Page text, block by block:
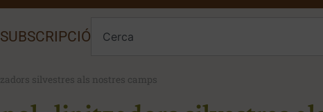
SUBSCRIPCIÓ
silvestres als nostres camps